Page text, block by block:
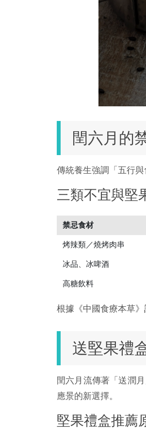
閏六月的
傳統養生強調「五行
三類不宜與堅
禁忌食材
烤辣類／燒烤肉串
冰品、冰啤酒
高糖飲料
根據《中國食療本草
送堅果禮
閏六月流傳著「送潤
應景的新選擇。
堅果禮盒推薦